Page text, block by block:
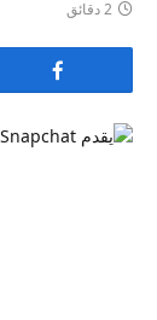
2 دقائق